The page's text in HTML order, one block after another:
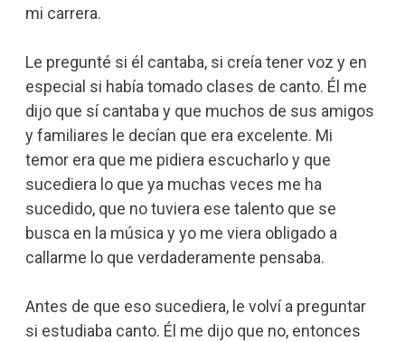
mi carrera.
Le pregunté si él cantaba, si creía tener voz y en
especial si había tomado clases de canto. Él me
dijo que sí cantaba y que muchos de sus amigos
y familiares le decían que era excelente. Mi
temor era que me pidiera escucharlo y que
sucediera lo que ya muchas veces me ha
sucedido, que no tuviera ese talento que se
busca en la música y yo me viera obligado a
callarme lo que verdaderamente pensaba.
Antes de que eso sucediera, le volví a preguntar
si estudiaba canto. Él me dijo que no, entonces